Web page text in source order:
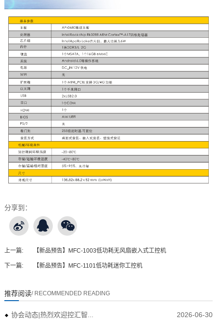
分享到：
上一篇: 【新品预告】MFC-1003低功耗无风扇嵌入式工控机
下一篇: 【新品预告】MFC-1101低功耗迷你工控机
推荐阅读/ RECOMMENDED READING
协会动态|热烈欢迎控汇智...
2026-06-30